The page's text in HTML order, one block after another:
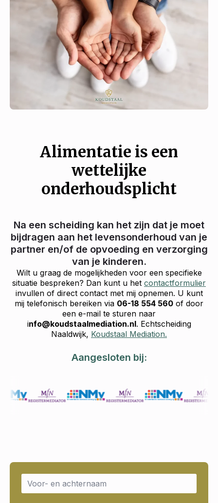
Alimentatie is een
wettelijke
onderhoudsplicht
Na een scheiding kan het zijn dat je moet
bijdragen aan het levensonderhoud van je
partner en/of de opvoeding en verzorging
van je kinderen.
Wilt u graag de mogelijkheden voor een specifieke
situatie bespreken? Dan kunt u het contactformulier
invullen of direct contact met mij opnemen. U kunt
mij telefonisch bereiken via 06-18 554 560 of door
een e-mail te sturen naar
info@koudstaalmediation.nl. Echtscheiding
Naaldwijk, Koudstaal Mediation.
Aangesloten bij:
Name